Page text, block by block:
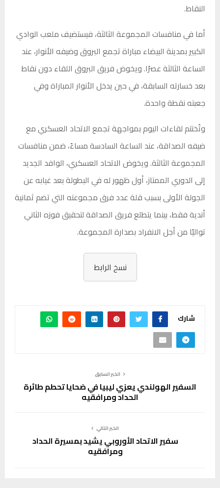
النقاط.
أما في منافسات المجموعة الثالثة، فيستضيف ملعب الوادي
الكبير بمدينة البيضاء مباراة تجمع البروق وضيفه الأنوار، عند
الساعة الثالثة عصرًا. ويخوض فريق البروق اللقاء دون نقاط
بعد خسارته السابقة، في حين يدخل الأنوار المباراة وفي
جعبته نقطة واحدة.
وتُختتم لقاءات اليوم بمواجهة تجمع الاتحاد العسكري مع
ضيفه الصداقة، عند الساعة السادسة مساءً، ضمن منافسات
المجموعة الثالثة. ويخوض الاتحاد العسكري، الوافد الجديد
إلى الدوري الممتاز، أول ظهور له في البطولة بعد غيابه عن
الجولة الأولى بسبب قلة عدد فرق مجموعته التي تضم ثمانية
أندية فقط، بينما يتطلع فريق الصداقة لتحقيق فوزه الثاني
تواليًا من أجل الانفراد بصدارة المجموعة.
نسخ الرابط
شارك
الخبر السابق
السفير الهولندي يعزي ليبيا في ضحايا تحطم طائرة
الحداد ومرافقيه
الخبر التالي
سفير الاتحاد الأوروبي يشيد بمسيرة الحداد
ومرافقيه